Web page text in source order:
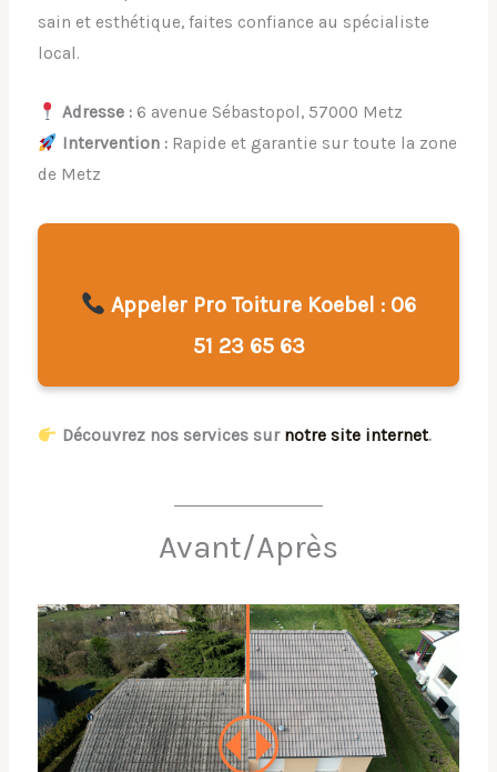
sain et esthétique, faites confiance au spécialiste
local.
Adresse :6 avenue Sébastopol, 57000 Metz
Intervention :Rapide et garantie sur toute la zone
de Metz
Appeler Pro Toiture Koebel : 06
51 23 65 63
Découvrez nos services sur notre site internet.
Avant/Après